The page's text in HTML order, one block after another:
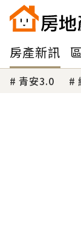
房產新訊
青安3.0